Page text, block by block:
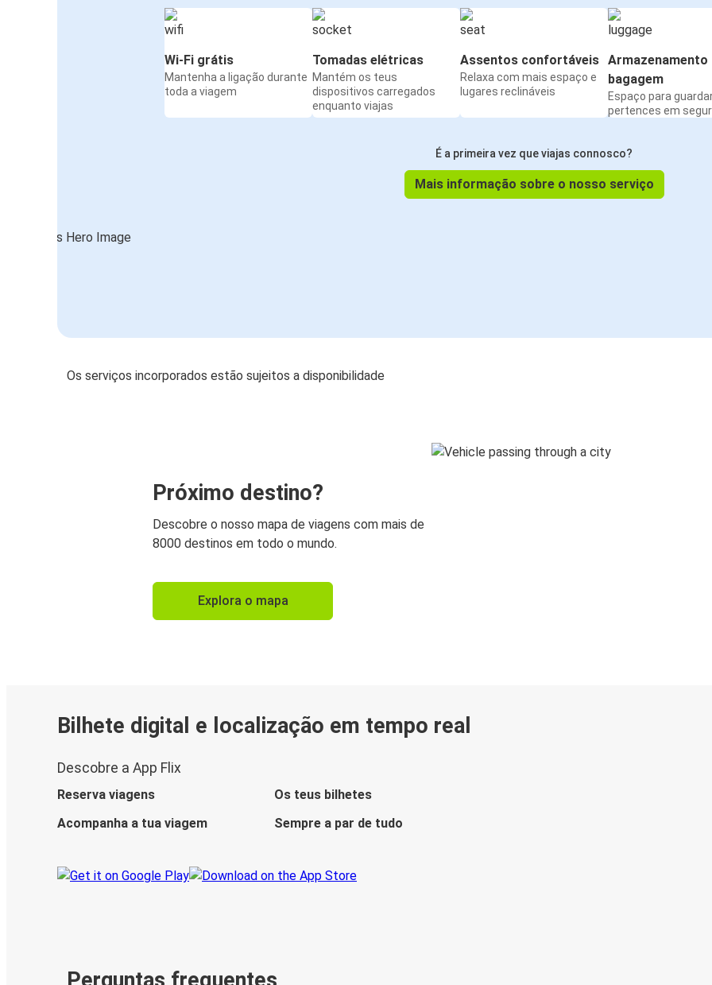
Wi-Fi grátis
Mantenha a ligação durante
toda a viagem
Tomadas elétricas
Mantém os teus
dispositivos carregados
enquanto viajas
Assentos confortáveis
Relaxa com mais espaço e
lugares reclináveis
Armazenamento
bagagem
Espaço para
pertences em
É a primeira vez que viajas connosco?
Mais informação sobre o nosso serviço
Os serviços incorporados estão sujeitos a disponibilidade
Próximo destino?
Descobre o nosso mapa de viagens com mais de
8000 destinos em todo o mundo.
Explora o mapa
Bilhete digital e localização em tempo real
Descobre a App Flix
Reserva viagens
Os teus bilhetes
Acompanha a tua viagem
Sempre a par de tudo